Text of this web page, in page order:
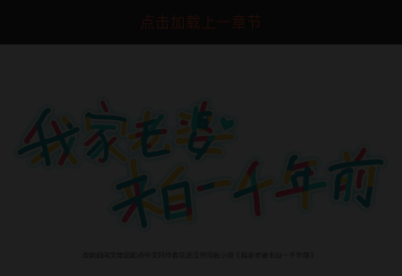
点击加载上一章节